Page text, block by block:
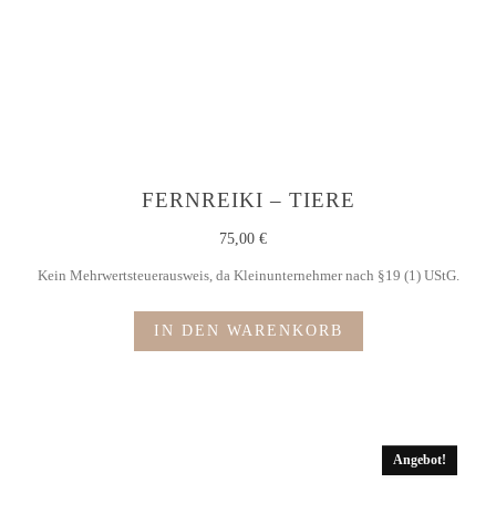
FERNREIKI – TIERE
75,00 €
Kein Mehrwertsteuerausweis, da Kleinunternehmer nach §19 (1) UStG.
IN DEN WARENKORB
Angebot!